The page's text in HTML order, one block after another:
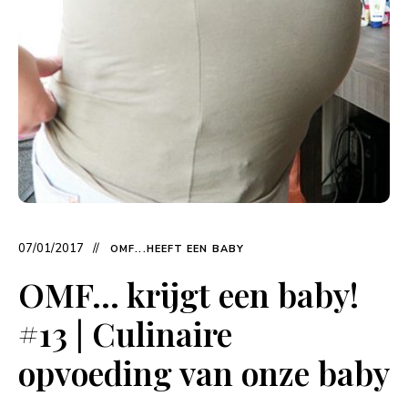
07/01/2017 OMF...HEEFT EEN BABY
OMF… krijgt een baby!
#13 | Culinaire
opvoeding van onze baby